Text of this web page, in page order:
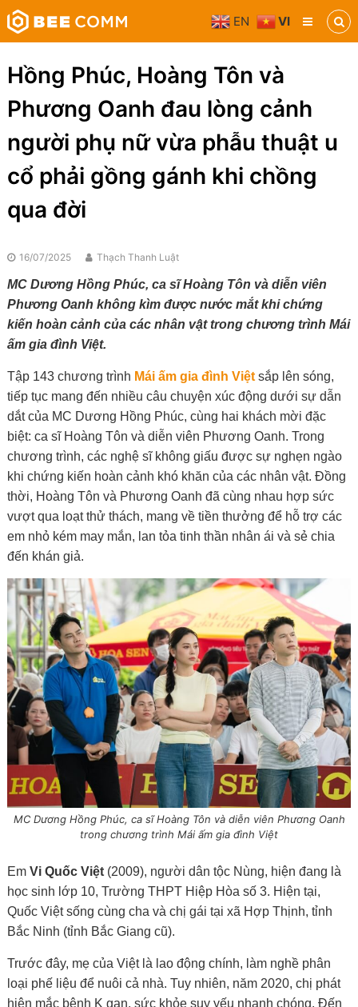
Skip
to
content
Bee
Comm
Truyền
thông
phương
tiện
Hồng Phúc, Hoàng Tôn và
Phương Oanh đau lòng cảnh
người phụ nữ vừa phẫu thuật u
cổ phải gồng gánh khi chồng
qua đời
16/07/2025 Thạch Thanh Luật
MC Dương Hồng Phúc, ca sĩ Hoàng Tôn và diễn viên
Phương Oanh không kìm được nước mắt khi chứng
kiến hoàn cảnh của các nhân vật trong chương trình Mái
ấm gia đình Việt.
Tập 143 chương trình Mái ấm gia đình Việtsắp lên sóng,
tiếp tục mang đến nhiều câu chuyện xúc động dưới sự dẫn
dắt của MC Dương Hồng Phúc, cùng hai khách mời đặc
biệt: ca sĩ Hoàng Tôn và diễn viên Phương Oanh. Trong
chương trình, các nghệ sĩ không giấu được sự nghẹn ngào
khi chứng kiến hoàn cảnh khó khăn của các nhân vật. Đồng
thời, Hoàng Tôn và Phương Oanh đã cùng nhau hợp sức
vượt qua loạt thử thách, mang về tiền thưởng để hỗ trợ các
em nhỏ kém may mắn, lan tỏa tinh thần nhân ái và sẻ chia
đến khán giả.
MC Dương Hồng Phúc, ca sĩ Hoàng Tôn và diễn viên Phương Oanh
trong chương trình Mái ấm gia đình Việt
Em Vi Quốc Việt(2009), người dân tộc Nùng, hiện đang là
học sinh lớp 10, Trường THPT Hiệp Hòa số 3. Hiện tại,
Quốc Việt sống cùng cha và chị gái tại xã Hợp Thịnh, tỉnh
Bắc Ninh (tỉnh Bắc Giang cũ).
Trước đây, mẹ của Việt là lao động chính, làm nghề phân
loại phế liệu để nuôi cả nhà. Tuy nhiên, năm 2020, chị phát
hiện mắc bệnh K gan, sức khỏe suy yếu nhanh chóng. Đến
EN VI